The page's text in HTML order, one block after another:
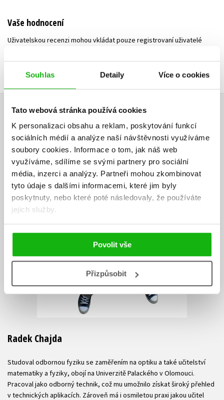
Souhlas Detaily Více o cookies
Tato webová stránka používá cookies
K personalizaci obsahu a reklam, poskytování funkcí
sociálních médií a analýze naší návštěvnosti využíváme
soubory cookies. Informace o tom, jak náš web
využíváme, sdílíme se svými partnery pro sociální
média, inzerci a analýzy. Partneři mohou zkombinovat
tyto údaje s dalšími informacemi, které jim byly
poskytnuty, nebo které poté následovaly, že používáte
jejich služby.
Povolit vše
Přizpůsobit
Vaše hodnocení
Uživatelskou recenzi mohou vkládat pouze registrovaní uživatelé
Přihlásit
AUTOR KNIHY
Radek Chajda
Studoval odbornou fyziku se zaměřením na optiku a také učitelství
matematiky a fyziky, obojí na Univerzitě Palackého v Olomouci.
Pracoval jako odborný technik, což mu umožnilo získat široký přehled
v technických aplikacích. Zároveň má i osmiletou praxi jakou učitel